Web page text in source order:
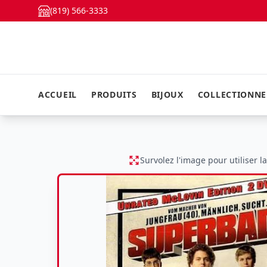
(819) 566-3333
ACCUEIL PRODUITS BIJOUX
Survolez l'image pour utiliser